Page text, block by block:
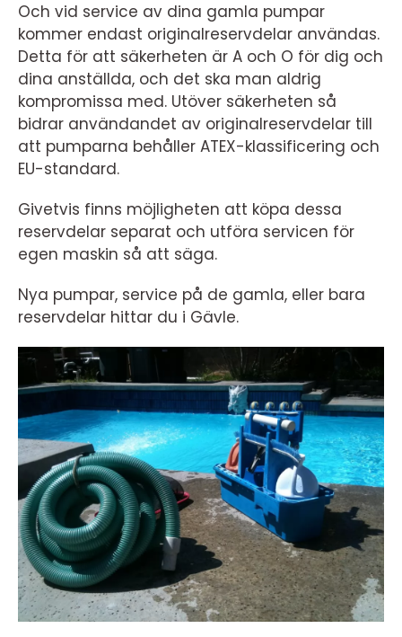
Och vid service av dina gamla pumpar
kommer endast originalreservdelar användas.
Detta för att säkerheten är A och O för dig och
dina anställda, och det ska man aldrig
kompromissa med. Utöver säkerheten så
bidrar användandet av originalreservdelar till
att pumparna behåller ATEX-klassificering och
EU-standard.
Givetvis finns möjligheten att köpa dessa
reservdelar separat och utföra servicen för
egen maskin så att säga.
Nya pumpar, service på de gamla, eller bara
reservdelar hittar du i Gävle.